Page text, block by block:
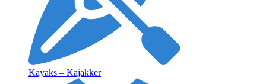
Kayaks – Kajakker